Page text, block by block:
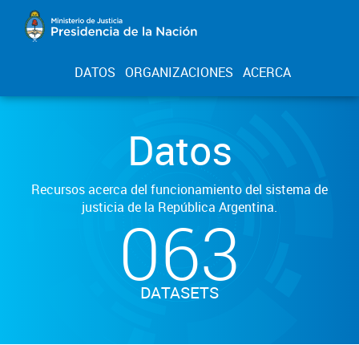
DATOS ORGANIZACIONES ACERCA
Datos
Recursos acerca del funcionamiento del sistema de
justicia de la República Argentina.
063
DATASETS